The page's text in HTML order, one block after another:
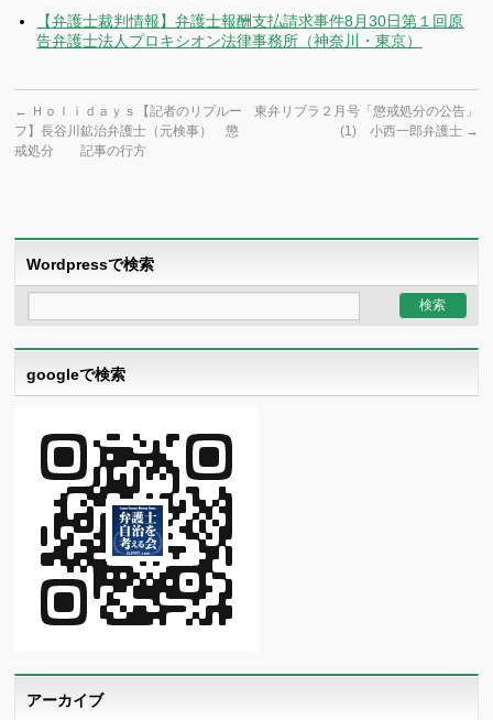
【弁護士裁判情報】弁護士報酬支払請求事件8月30日第１回原
告弁護士法人プロキシオン法律事務所（神奈川・東京）
← Ｈｏｌｉｄａｙｓ【記者のリプルー
フ】長谷川鉱治弁護士（元検事） 懲
戒処分 記事の行方
東弁リブラ２月号「懲戒処分の公告」
(1) 小西一郎弁護士 →
Wordpressで検索
googleで検索
アーカイブ